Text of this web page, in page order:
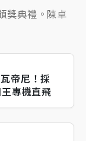
獎典禮。陳卓
帝尼！採
專機直飛